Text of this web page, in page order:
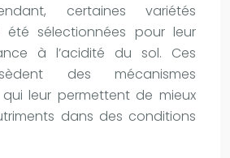
certaines variétés
sélectionnées pour leur
à l’acidité du sol. Ces
des mécanismes
leur permettent de mieux
dans des conditions